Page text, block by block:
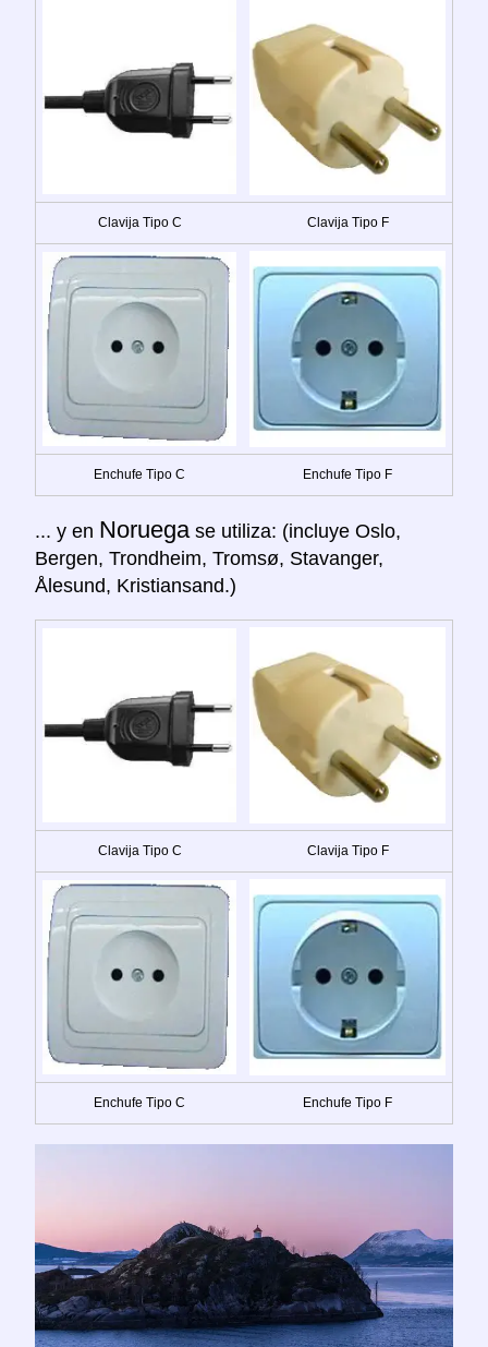
Clavija Tipo C Clavija Tipo F
Enchufe Tipo C Enchufe Tipo F
... y en Noruega se utiliza: (incluye Oslo,
Bergen, Trondheim, Tromsø, Stavanger,
Ålesund, Kristiansand.)
Clavija Tipo C Clavija Tipo F
Enchufe Tipo C Enchufe Tipo F